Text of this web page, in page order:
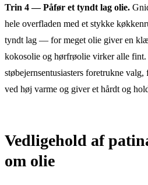
Trin 4 — Påfør et tyndt lag olie.
hele overfladen med et stykke
tyndt lag — for meget olie giver en
kokosolie og hørfrøolie virker alle
støbejernsentusiasters foretrukne
ved høj varme og giver et hårdt og
Vedligehold af
om olie